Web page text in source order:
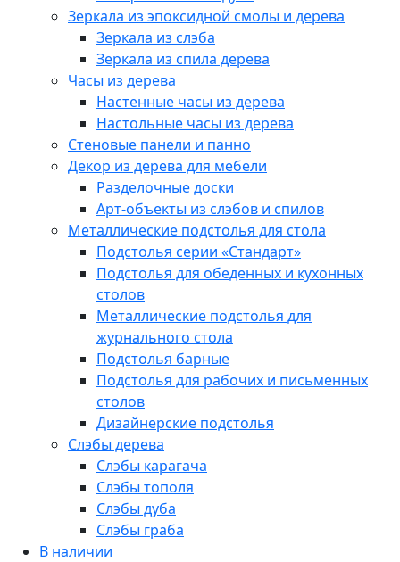
Зеркала из эпоксидной смолы и дерева
Зеркала из слэба
Зеркала из спила дерева
Часы из дерева
Настенные часы из дерева
Настольные часы из дерева
Стеновые панели и панно
Декор из дерева для мебели
Разделочные доски
Арт-объекты из слэбов и спилов
Металлические подстолья для стола
Подстолья серии «Стандарт»
Подстолья для обеденных и кухонных
столов
Металлические подстолья для
журнального стола
Подстолья барные
Подстолья для рабочих и письменных
столов
Дизайнерские подстолья
Слэбы дерева
Слэбы карагача
Слэбы тополя
Слэбы дуба
Слэбы граба
В наличии